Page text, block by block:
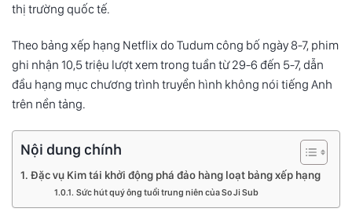
thị trường quốc tế.
Theo bảng xếp hạng Netflix do Tudum công bố ngày 8-7, phim
ghi nhận 10,5 triệu lượt xem trong tuần từ 29-6 đến 5-7, dẫn
đầu hạng mục chương trình truyền hình không nói tiếng Anh
trên nền tảng.
Nội dung chính
Đặc vụ Kim tái khởi động phá đảo hàng loạt bảng xếp hạng
Sức hút quý ông tuổi trung niên của So Ji Sub